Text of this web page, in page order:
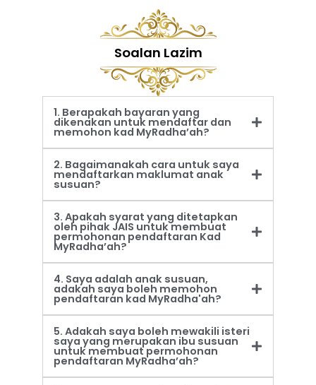
Soalan Lazim
1. Berapakah bayaran yang
dikenakan untuk mendaftar dan
memohon kad MyRadha’ah?
2. Bagaimanakah cara untuk saya
mendaftarkan maklumat anak
susuan?
3. Apakah syarat yang ditetapkan
oleh pihak JAIS untuk membuat
permohonan pendaftaran Kad
MyRadha’ah?
4. Saya adalah anak susuan,
adakah saya boleh memohon
pendaftaran kad MyRadha'ah?
5. Adakah saya boleh mewakili isteri
saya yang merupakan ibu susuan
untuk membuat permohonan
pendaftaran MyRadha’ah?